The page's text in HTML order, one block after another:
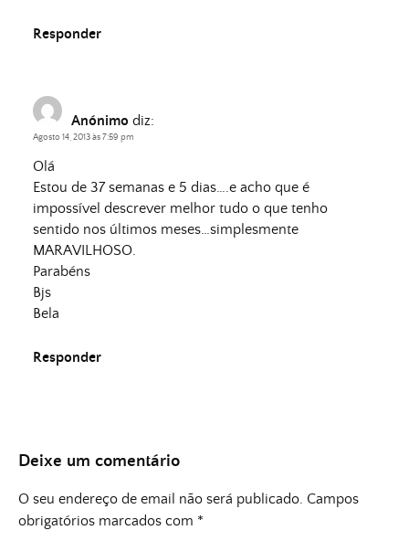
Responder
Anónimo diz:
Agosto 14, 2013 às 7:59 pm
Olá
Estou de 37 semanas e 5 dias….e acho que é
impossível descrever melhor tudo o que tenho
sentido nos últimos meses…simplesmente
MARAVILHOSO.
Parabéns
Bjs
Bela
Responder
Deixe um comentário
O seu endereço de email não será publicado. Campos
obrigatórios marcados com *